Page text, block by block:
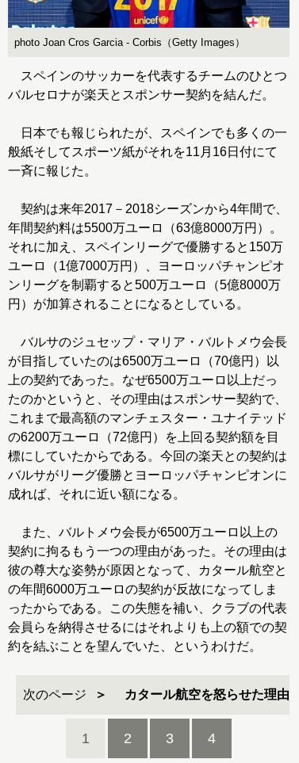
photo Joan Cros Garcia - Corbis（Getty Images）
スペインのサッカーを代表するチームのひとつ
バルセロナが楽天とスポンサー契約を結んだ。
日本でも報じられたが、スペインでも多くの一
般紙そしてスポーツ紙がそれを11月16日付にて
一斉に報じた。
契約は来年2017－2018シーズンから4年間で、
年間契約料は5500万ユーロ（63億8000万円）。
それに加え、スペインリーグで優勝すると150万
ユーロ（1億7000万円）、ヨーロッパチャンピオ
ンリーグを制覇すると500万ユーロ（5億8000万
円）が加算されることになるとしている。
バルサのジュセップ・マリア・バルトメウ会長
が目指していたのは6500万ユーロ（70億円）以
上の契約であった。なぜ6500万ユーロ以上だっ
たのかというと、その理由はスポンサー契約で、
これまで最高額のマンチェスター・ユナイテッド
の6200万ユーロ（72億円）を上回る契約額を目
標にしていたからである。今回の楽天との契約は
バルサがリーグ優勝とヨーロッパチャンピオンに
成れば、それに近い額になる。
また、バルトメウ会長が6500万ユーロ以上の
契約に拘るもう一つの理由があった。その理由は
彼の尊大な姿勢が原因となって、カタール航空と
の年間6000万ユーロの契約が反故になってしま
ったからである。この失態を補い、クラブの代表
会員らを納得させるにはそれよりも上の額での契
約を結ぶことを望んでいた、というわけだ。
次のページ カタール航空を怒らせた理由
1 2 3 4